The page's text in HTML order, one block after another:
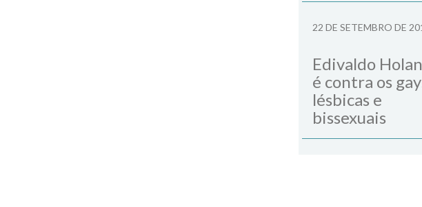
22 DE SETEMBRO DE
Edivaldo
é contra os
lésbicas e
bissexuais